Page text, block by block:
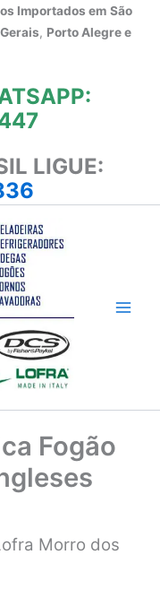
Importados em São
, Porto Alegre e
LIGUE:
Fogão
Morro dos